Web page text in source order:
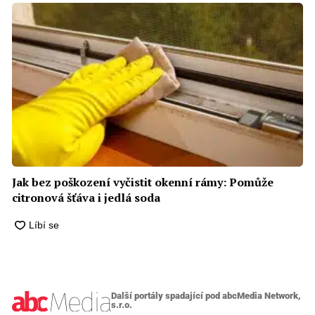
Jak bez poškození vyčistit okenní rámy: Pomůže
citronová šťáva i jedlá soda
Další portály spadající pod abcMedia Network,
s.r.o.